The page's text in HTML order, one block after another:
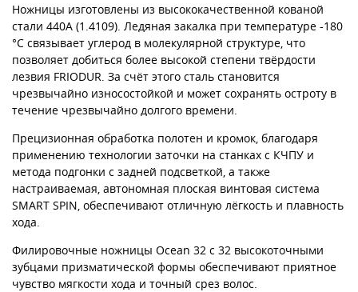
Ножницы изготовлены из высококачественной кованой
стали 440A (1.4109). Ледяная закалка при температуре -180
°С связывает углерод в молекулярной структуре, что
позволяет добиться более высокой степени твёрдости
лезвия FRIODUR. За счёт этого сталь становится
чрезвычайно износостойкой и может сохранять остроту в
течение чрезвычайно долгого времени.
Прецизионная обработка полотен и кромок, благодаря
применению технологии заточки на станках с КЧПУ и
метода подгонки с задней подсветкой, а также
настраиваемая, автономная плоская винтовая система
SMART SPIN, обеспечивают отличную лёгкость и плавность
хода.
Филировочные ножницы Ocean 32 с 32 высокоточными
зубцами призматической формы обеспечивают приятное
чувство мягкости хода и точный срез волос.